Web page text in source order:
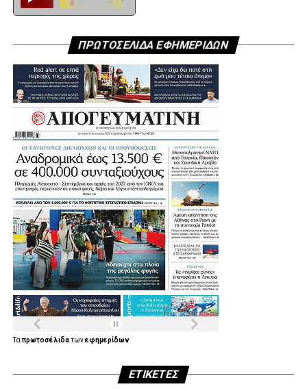
.
.
.
ΠΡΩΤΟΣΕΛΙΔΑ ΕΦΗΜΕΡΙΔΩΝ
Ταπρωτοσέλιδατωνεφημερίδων
ΕΤΙΚΈΤΕΣ